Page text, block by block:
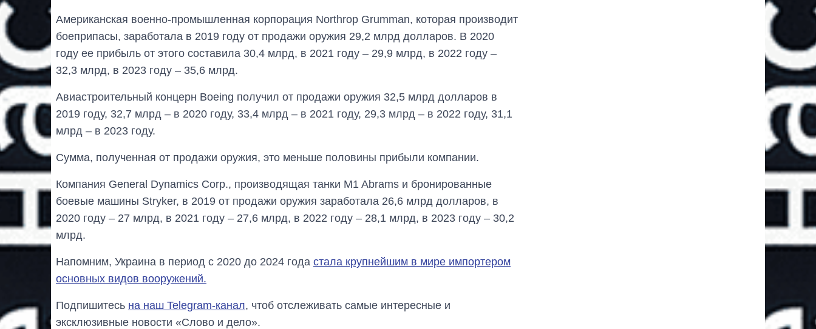
Американская военно-промышленная корпорация Northrop Grumman, которая производит
боеприпасы, заработала в 2019 году от продажи оружия 29,2 млрд долларов. В 2020
году ее прибыль от этого составила 30,4 млрд, в 2021 году – 29,9 млрд, в 2022 году –
32,3 млрд, в 2023 году – 35,6 млрд.
Авиастроительный концерн Boeing получил от продажи оружия 32,5 млрд долларов в
2019 году, 32,7 млрд – в 2020 году, 33,4 млрд – в 2021 году, 29,3 млрд – в 2022 году, 31,1
млрд – в 2023 году.
Сумма, полученная от продажи оружия, это меньше половины прибыли компании.
Компания General Dynamics Corp., производящая танки M1 Abrams и бронированные
боевые машины Stryker, в 2019 от продажи оружия заработала 26,6 млрд долларов, в
2020 году – 27 млрд, в 2021 году – 27,6 млрд, в 2022 году – 28,1 млрд, в 2023 году – 30,2
млрд.
Напомним, Украина в период с 2020 до 2024 года стала крупнейшим в мире импортером
основных видов вооружений.
Подпишитесь на наш Telegram-канал, чтоб отслеживать самые интересные и
эксклюзивные новости «Слово и дело».